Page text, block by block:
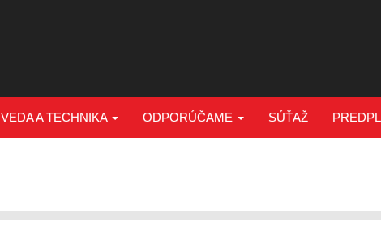
VEDA A TECHNIKA ODPORÚČAME SÚŤAŽ